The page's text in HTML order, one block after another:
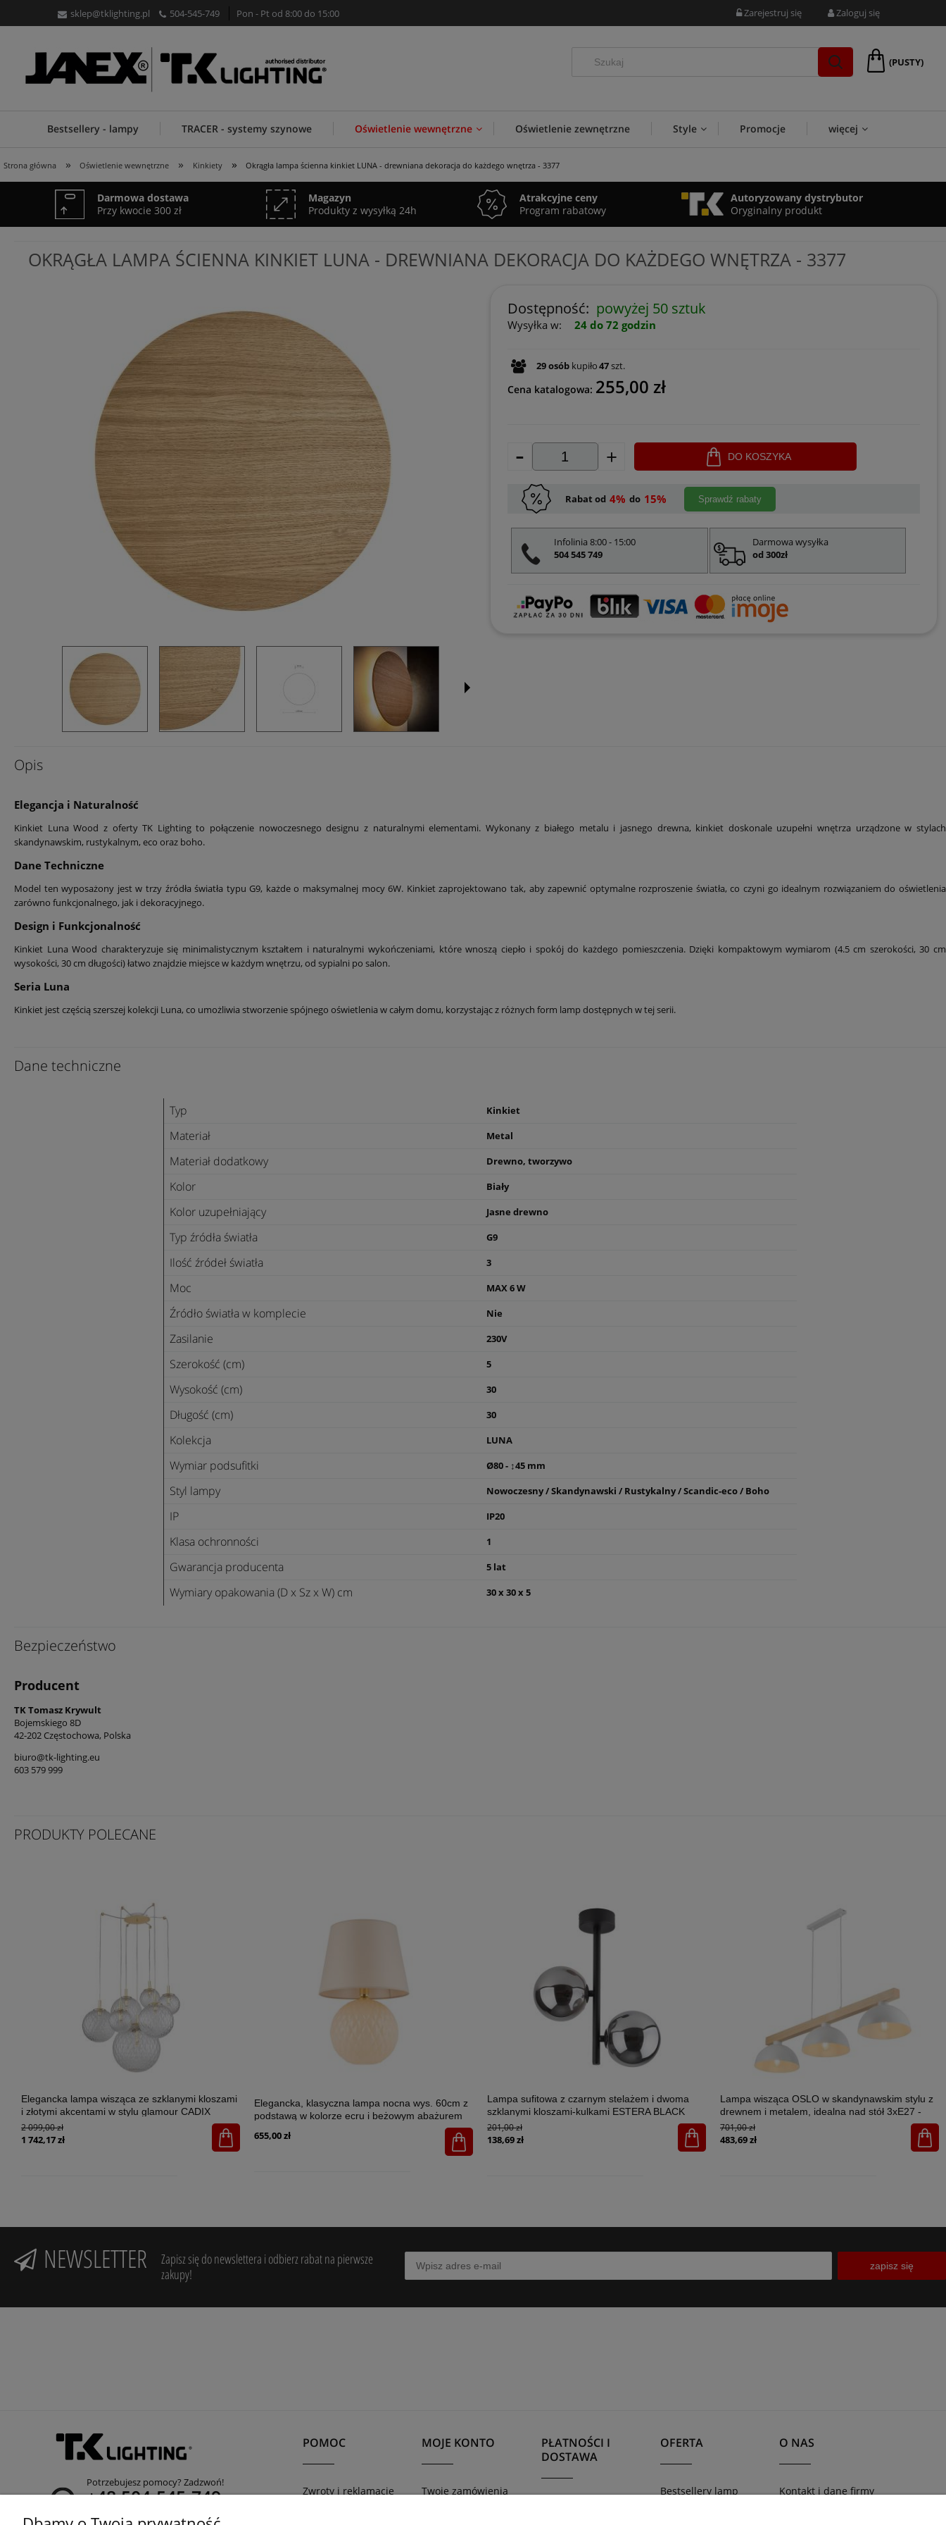
sklep@tklighting.pl 504-545-749 Pon - Pt od 8:00 do 15:00 Zarejestruj się Zaloguj się
(PUSTY)
Bestsellery - lampy TRACER - systemy szynowe Oświetlenie wewnętrzne Oświetlenie zewnętrzne Style Promocje więcej
Strona główna » Oświetlenie wewnętrzne » Kinkiety » Okrągła lampa ścienna kinkiet LUNA - drewniana dekoracja do każdego wnętrza - 3377
Darmowa dostawa
Przy kwocie 300 zł
Magazyn
Produkty z wysyłką 24h
Atrakcyjne ceny
Program rabatowy
Autoryzowany dystrybutor
Oryginalny produkt
OKRĄGŁA LAMPA ŚCIENNA KINKIET LUNA - DREWNIANA DEKORACJA DO KAŻDEGO WNĘTRZA - 3377
Dostępność: powyżej 50 sztuk
Wysyłka w: 24 do 72 godzin
29osób kupiło47szt.
Cena katalogowa: 255,00 zł
- + DO KOSZYKA
Rabat od 4% do 15% Sprawdź rabaty
Infolinia 8:00 - 15:00
504 545 749
Darmowa wysyłka
od 300zł
Opis
Elegancja i Naturalność
Kinkiet Luna Wood z oferty TK Lighting to połączenie nowoczesnego designu z naturalnymi elementami. Wykonany z białego metalu i jasnego drewna, kinkiet doskonale uzupełni wnętrza urządzone w stylach
skandynawskim, rustykalnym, eco oraz boho.
Dane Techniczne
Model ten wyposażony jest w trzy źródła światła typu G9, każde o maksymalnej mocy 6W. Kinkiet zaprojektowano tak, aby zapewnić optymalne rozproszenie światła, co czyni go idealnym rozwiązaniem do oświetlenia
zarówno funkcjonalnego, jak i dekoracyjnego.
Design i Funkcjonalność
Kinkiet Luna Wood charakteryzuje się minimalistycznym kształtem i naturalnymi wykończeniami, które wnoszą ciepło i spokój do każdego pomieszczenia. Dzięki kompaktowym wymiarom (4.5 cm szerokości, 30 cm
wysokości, 30 cm długości) łatwo znajdzie miejsce w każdym wnętrzu, od sypialni po salon.
Seria Luna
Kinkiet jest częścią szerszej kolekcji Luna, co umożliwia stworzenie spójnego oświetlenia w całym domu, korzystając z różnych form lamp dostępnych w tej serii.
Dane techniczne
Typ Kinkiet
Materiał Metal
Materiał dodatkowy Drewno, tworzywo
Kolor Biały
Kolor uzupełniający Jasne drewno
Typ źródła światła G9
Ilość źródeł światła 3
Moc MAX 6 W
Źródło światła w komplecie Nie
Zasilanie 230V
Szerokość (cm) 5
Wysokość (cm) 30
Długość (cm) 30
Kolekcja LUNA
Wymiar podsufitki Ø80 - ↕45 mm
Styl lampy Nowoczesny / Skandynawski / Rustykalny / Scandic-eco / Boho
IP IP20
Klasa ochronności 1
Gwarancja producenta 5 lat
Wymiary opakowania (D x Sz x W) cm 30 x 30 x 5
Bezpieczeństwo
Producent
TK Tomasz Krywult
Bojemskiego 8D
42-202 Częstochowa, Polska
biuro@tk-lighting.eu
603 579 999
PRODUKTY POLECANE
Elegancka lampa wisząca ze szklanymi kloszami
i złotymi akcentami w stylu glamour CADIX
GOLD 7xG9 - 4608
2 099,00 zł
1 742,17 zł
Elegancka, klasyczna lampa nocna wys. 60cm z
podstawą w kolorze ecru i beżowym abażurem
655,00 zł
Lampa sufitowa z czarnym stelażem i dwoma
szklanymi kloszami-kulkami ESTERA BLACK
2xG9 - 6706
201,00 zł
138,69 zł
Lampa wisząca OSLO w skandynawskim stylu z
drewnem i metalem, idealna nad stół 3xE27 -
4712
701,00 zł
483,69 zł
NEWSLETTER
Zapisz się do newslettera i odbierz rabat na pierwsze
zakupy!
zapisz się
Potrzebujesz pomocy? Zadzwoń!
+48 504-545-749
(infolinia czynna poniedziałek - piątek od 8:00 do
POMOC
Zwroty i reklamacje
MOJE KONTO
Twoje zamówienia
PŁATNOŚCI I
DOSTAWA
OFERTA
Bestsellery lamp
O NAS
Kontakt i dane firmy